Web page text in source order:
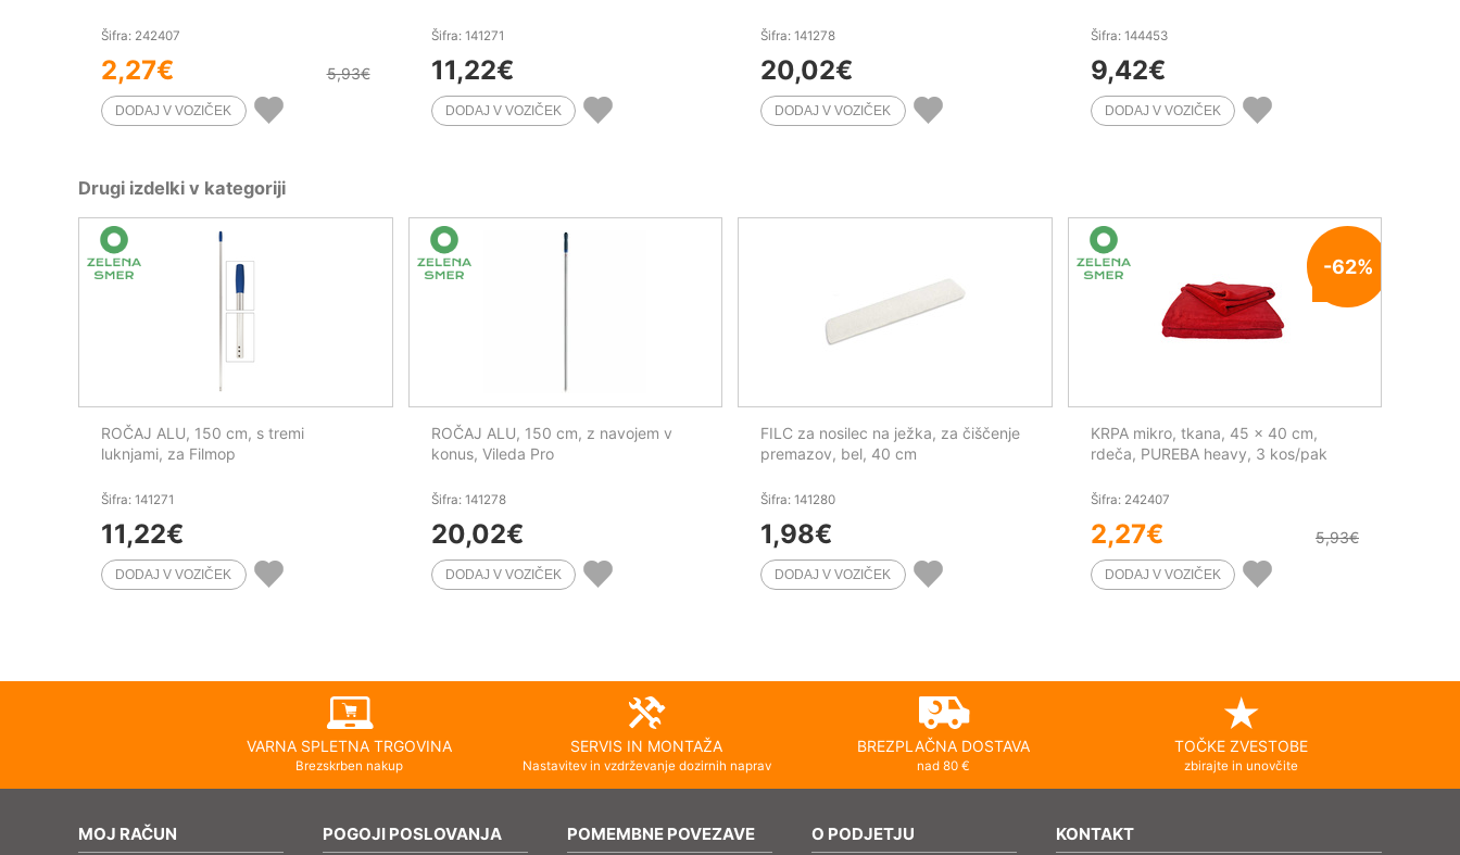
Šifra: 242407
2,27€ 5,93€
Šifra: 141271
11,22€
Šifra: 141278
20,02€
Šifra: 144453
9,42€
Drugi izdelki v kategoriji
ROČAJ ALU, 150 cm, s tremi
luknjami, za Filmop
Šifra: 141271
11,22€
ROČAJ ALU, 150 cm, z navojem v
konus, Vileda Pro
Šifra: 141278
20,02€
FILC za nosilec na ježka, za čiščenje
premazov, bel, 40 cm
Šifra: 141280
1,98€
-62%
KRPA mikro, tkana, 45 x 40 cm,
rdeča, PUREBA heavy, 3 kos/pak
Šifra: 242407
2,27€ 5,93€
VARNA SPLETNA TRGOVINA
Brezskrben nakup
SERVIS IN MONTAŽA
Nastavitev in vzdrževanje dozirnih naprav
BREZPLAČNA DOSTAVA
nad 80 €
TOČKE ZVESTOBE
zbirajte in unovčite
MOJ RAČUN POGOJI POSLOVANJA POMEMBNE POVEZAVE O PODJETJU KONTAKT